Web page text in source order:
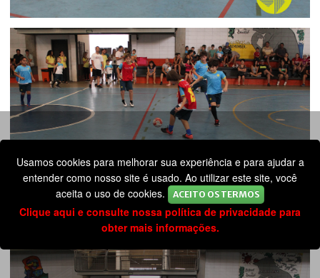
Usamos cookies para melhorar sua experiência e para ajudar a
entender como nosso site é usado. Ao utilizar este site, você
aceita o uso de cookies.
ACEITO OS TERMOS
Clique aqui e consulte nossa política de privacidade para
obter mais informações.